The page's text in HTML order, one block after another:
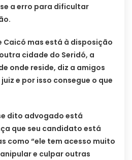
a erro para dificultar
Caicó mas está à disposição
cidade do Seridó, a
onde reside, diz a amigos
e por isso consegue o que
dito advogado está
que seu candidato está
como “ele tem acesso muito
e culpar outras